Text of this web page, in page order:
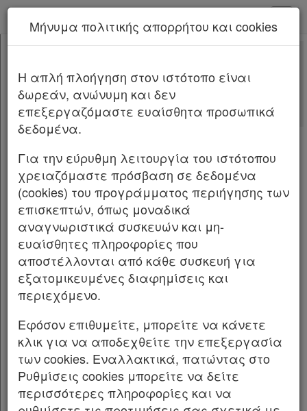
Κεφαλίδα
Σώμα [-]
ΤΜΗΜΑ Α΄ [-]
ΜΕΡΟΣ Α΄
Άρθρο 1 [-]
Παρ.1
Παρ.2
Παρ.3
Παρ.4
Παρ.5
Παρ.6
Παρ.7
Παρ.8
Παρ.9
Παρ.10
Παρ.11
Άρθρο 2
Άρθρο 3 [-]
Παρ.1
Νέα υπηρεσία Kodiko Assistant.Περισσότερα
Νόμος 4512/2018
Αλλαγές που επέφερε
Σχετικά: 8
Με τις
απότο Νόμο 5325/2026
1
NOMOΣ ΥΠ’ ΑΡΙΘΜ. 4512ΦΕΚ Α΄5/17.01.2018
Ρυθμίσεις για την εφαρμογή των
Διαρθρωτικών Μεταρρυθμίσεων του
Προγράμματος Οικονομικής Προσαρμογής και
άλλες διατάξεις.
Ο ΠΡΟΕΔΡΟΣ ΤΗΣ ΕΛΛΗΝΙΚΗΣ ΔΗΜΟΚΡΑΤΙΑΣ
Εκδίδομε τον ακόλουθο νόμο που ψήφισε η
Βουλή:
ΤΜΗΜΑ Α΄
ΔΙΑΤΑΞΕΙΣ ΥΠΟΥΡΓΕΙΟΥ ΠΕΡΙΒΑΛΛΟΝΤΟΣ ΚΑΙ
Μήνυμα πολιτικής απορρήτου και cookies
H απλή πλοήγηση στον ιστότοπο είναι
δωρεάν, ανώνυμη και δεν
επεξεργαζόμαστε ευαίσθητα προσωπικά
δεδομένα.
Για την εύρυθμη λειτουργία του ιστότοπου
χρειαζόμαστε πρόσβαση σε δεδομένα
(cookies) του προγράμματος περιήγησης των
επισκεπτών, όπως μοναδικά
αναγνωριστικά συσκευών και μη-
ευαίσθητες πληροφορίες που
αποστέλλονται από κάθε συσκευή για
εξατομικευμένες διαφημίσεις και
περιεχόμενο.
Εφόσον επιθυμείτε, μπορείτε να κάνετε
κλικ για να αποδεχθείτε την επεξεργασία
των cookies. Εναλλακτικά, πατώντας στο
Ρυθμίσεις cookies μπορείτε να δείτε
περισσότερες πληροφορίες και να